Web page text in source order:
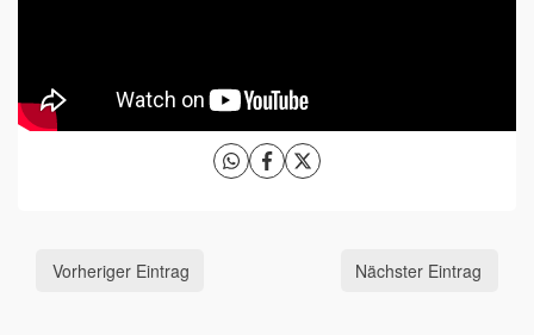
Vorheriger Eintrag Nächster Eintrag